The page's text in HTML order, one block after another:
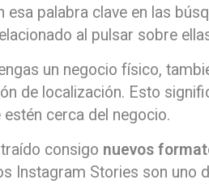
esa palabra clave en las
al pulsar sobre
un negocio físico,
de localización. Esto
cerca del negocio.
consigo nuevos
Instagram Stories son uno